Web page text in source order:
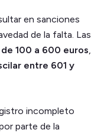
en sanciones
de la falta. Las
100 a 600 euros,
entre 601 y
incompleto
parte de la